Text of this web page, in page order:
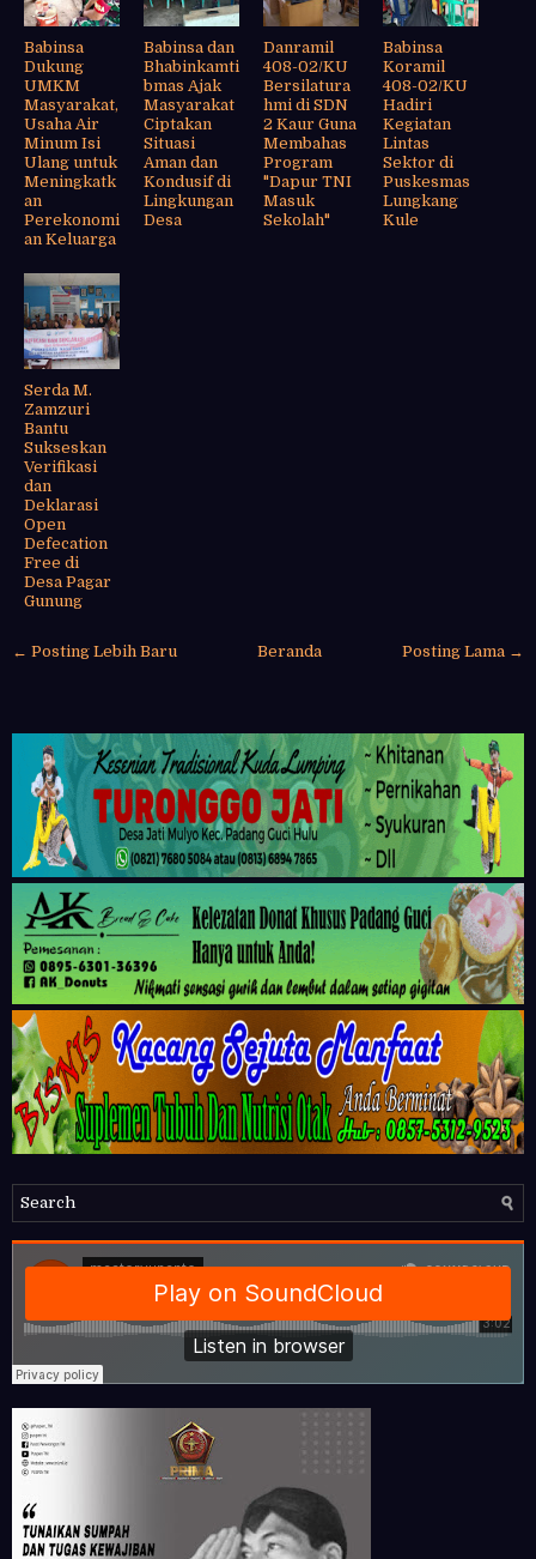
Babinsa
Dukung
UMKM
Masyarakat,
Usaha Air
Minum Isi
Ulang untuk
Meningkatk
an
Perekonomi
an Keluarga
Babinsa dan
Bhabinkamti
bmas Ajak
Masyarakat
Ciptakan
Situasi
Aman dan
Kondusif di
Lingkungan
Desa
Danramil
408-02/KU
Bersilatura
hmi di SDN
2 Kaur Guna
Membahas
Program
"Dapur TNI
Masuk
Sekolah"
Babinsa
Koramil
408-02/KU
Hadiri
Kegiatan
Lintas
Sektor di
Puskesmas
Lungkang
Kule
Serda M.
Zamzuri
Bantu
Sukseskan
Verifikasi
dan
Deklarasi
Open
Defecation
Free di
Desa Pagar
Gunung
← Posting Lebih Baru Posting Lama →
Beranda